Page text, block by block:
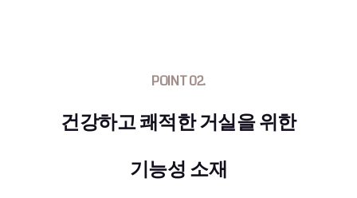
POINT 02.
건강하고 쾌적한 거실을 위한
기능성 소재